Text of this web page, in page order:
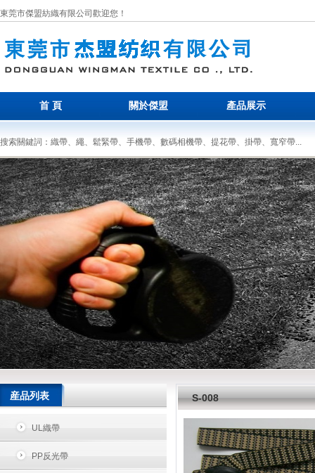
東莞市傑盟紡織有限公司歡迎您！
首 頁 關於傑盟 產品展示
搜索關鍵詞：織帶、繩、鬆緊帶、手機帶、數碼相機帶、提花帶、掛帶、寬窄帶...
産品列表
UL織帶
PP反光帶
S-008